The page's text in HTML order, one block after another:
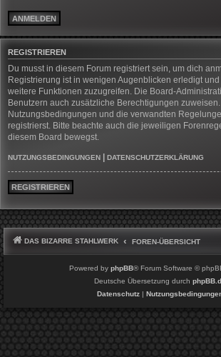
REGISTRIEREN
Du musst in diesem Forum registriert sein, um dich
Registrierung ist in wenigen Augenblicken erledigt
weitere Funktionen zuzugreifen. Die Board-
Benutzern auch zusätzliche Berechtigungen
Nutzungsbedingungen und die verwandten
registrierst. Bitte beachte auch die jeweiligen
diesem Board bewegst.
NUTZUNGSBEDINGUNGEN DATENSCHUTZERKLÄRUNG
REGISTRIEREN
DAS BIZARRE STAHLWERK FOREN-ÜBERSICHT
Powered by phpBB® Forum Software ©
Deutsche Übersetzung durch
Datenschutz|